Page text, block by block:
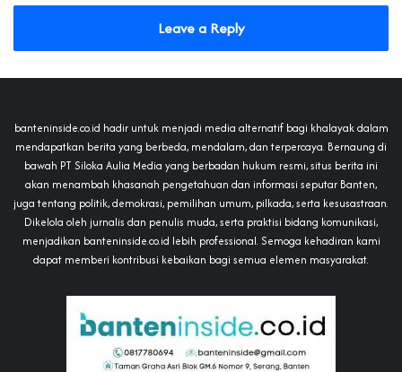
Leave a Reply
banteninside.co.id hadir untuk menjadi media alternatif bagi khalayak dalam
mendapatkan berita yang berbeda, mendalam, dan terpercaya. Bernaung di
bawah PT Siloka Aulia Media yang berbadan hukum resmi, situs berita ini
akan menambah khasanah pengetahuan dan informasi seputar Banten,
juga tentang politik, demokrasi, pemilihan umum, pilkada, serta kesusastraan.
Dikelola oleh jurnalis dan penulis muda, serta praktisi bidang komunikasi,
menjadikan banteninside.co.id lebih professional. Semoga kehadiran kami
dapat memberi kontribusi kebaikan bagi semua elemen masyarakat.